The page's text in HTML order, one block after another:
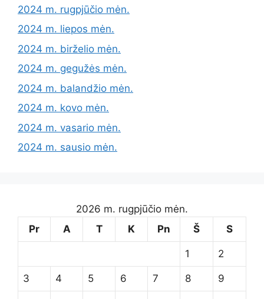
2024 m. rugpjūčio mėn.
2024 m. liepos mėn.
2024 m. birželio mėn.
2024 m. gegužės mėn.
2024 m. balandžio mėn.
2024 m. kovo mėn.
2024 m. vasario mėn.
2024 m. sausio mėn.
2026 m. rugpjūčio mėn.
Pr
A T K Pn Š S
1 2
3 4 5 6 7 8 9